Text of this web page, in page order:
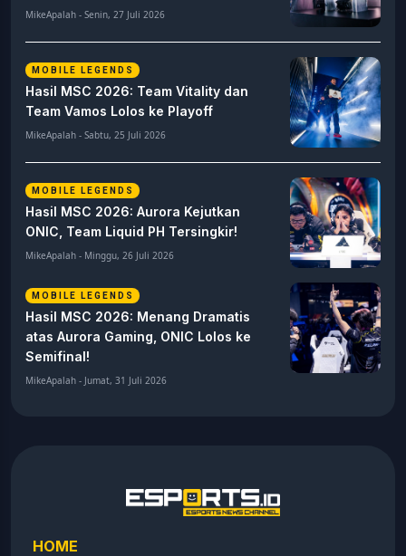
MikeApalah - Senin, 27 Juli 2026
MOBILE LEGENDS
Hasil MSC 2026: Team Vitality dan
Team Vamos Lolos ke Playoff
MikeApalah - Sabtu, 25 Juli 2026
MOBILE LEGENDS
Hasil MSC 2026: Aurora Kejutkan
ONIC, Team Liquid PH Tersingkir!
MikeApalah - Minggu, 26 Juli 2026
MOBILE LEGENDS
Hasil MSC 2026: Menang Dramatis
atas Aurora Gaming, ONIC Lolos ke
Semifinal!
MikeApalah - Jumat, 31 Juli 2026
HOME